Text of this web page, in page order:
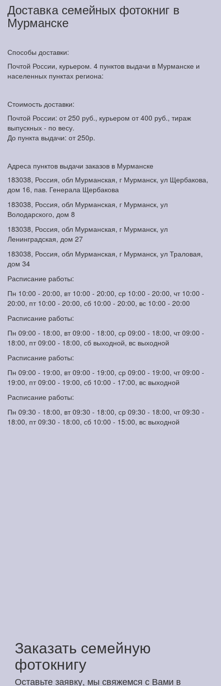
Доставка семейных фотокниг в
Мурманске
Способы доставки:
Почтой России, курьером. 4 пунктов выдачи в Мурманске и
населенных пунктах региона:
Стоимость доставки:
Почтой России: от 250 руб., курьером от 400 руб., тираж
выпускных - по весу.
До пункта выдачи: от 250р.
Адреса пунктов выдачи заказов в Мурманске
183038, Россия, обл Мурманская, г Мурманск, ул Щербакова,
дом 16, пав. Генерала Щербакова
183038, Россия, обл Мурманская, г Мурманск, ул
Володарского, дом 8
183038, Россия, обл Мурманская, г Мурманск, ул
Ленинградская, дом 27
183038, Россия, обл Мурманская, г Мурманск, ул Траловая,
дом 34
Расписание работы:
Пн 10:00 - 20:00, вт 10:00 - 20:00, ср 10:00 - 20:00, чт 10:00 -
20:00, пт 10:00 - 20:00, сб 10:00 - 20:00, вс 10:00 - 20:00
Расписание работы:
Пн 09:00 - 18:00, вт 09:00 - 18:00, ср 09:00 - 18:00, чт 09:00 -
18:00, пт 09:00 - 18:00, сб выходной, вс выходной
Расписание работы:
Пн 09:00 - 19:00, вт 09:00 - 19:00, ср 09:00 - 19:00, чт 09:00 -
19:00, пт 09:00 - 19:00, сб 10:00 - 17:00, вс выходной
Расписание работы:
Пн 09:30 - 18:00, вт 09:30 - 18:00, ср 09:30 - 18:00, чт 09:30 -
18:00, пт 09:30 - 18:00, сб 10:00 - 15:00, вс выходной
Заказать семейную
фотокнигу
Оставьте заявку, мы свяжемся с Вами в